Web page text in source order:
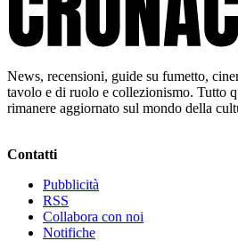
News, recensioni, guide su fumetto,
tavolo e di ruolo e collezionismo. Tutto
rimanere aggiornato sul mondo della
Contatti
Pubblicità
RSS
Collabora con noi
Notifiche